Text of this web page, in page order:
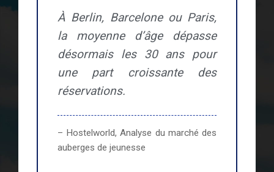
À Berlin, Barcelone ou Paris,
la moyenne d’âge dépasse
désormais les 30 ans pour
une part croissante des
réservations.
– Hostelworld, Analyse du marché des
auberges de jeunesse